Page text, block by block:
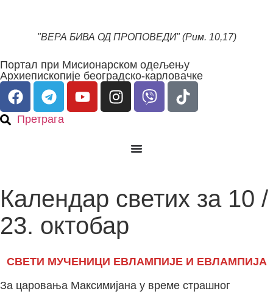
"ВЕРА БИВА ОД ПРОПОВЕДИ" (Рим. 10,17)
Портал при Мисионарском одељењу
Архиепископије београдско-карловачке
Претрага
Календар светих за 10 /
23. октобар
СВЕТИ МУЧЕНИЦИ ЕВЛАМПИЈЕ И ЕВЛАМПИЈА
За царовања Максимијана у време страшног